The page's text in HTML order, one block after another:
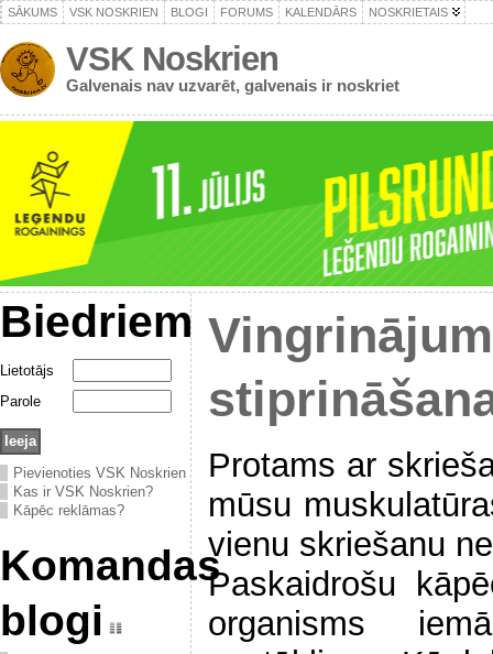
SĀKUMS VSK NOSKRIEN BLOGI FORUMS KALENDĀRS NOSKRIETAIS
VSK Noskrien
Galvenais nav uzvarēt, galvenais ir noskriet
Biedriem
Lietotājs
Parole
Pievienoties VSK Noskrien
Kas ir VSK Noskrien?
Kāpēc reklāmas?
Komandas
blogi
Protams ar
mūsu
vienu skriešanu
Paskaidrošu
organisms